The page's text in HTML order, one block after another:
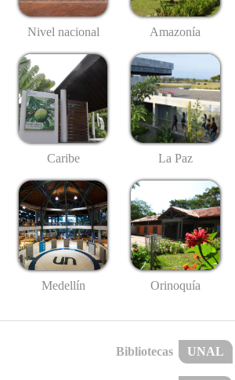
Nivel nacional Amazonía
Caribe La Paz
Medellín Orinoquía
Bibliotecas UNAL